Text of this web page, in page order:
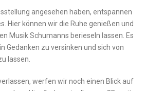
angesehen haben,⁤ entspannen
Hier⁢ können wir die Ruhe genießen und
Musik⁣ Schumanns berieseln⁢ lassen. Es
Gedanken ​zu versinken und sich von
lassen.
werfen wir noch⁢ einen Blick auf